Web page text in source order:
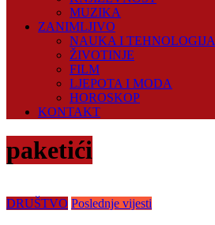
MUZIKA
ZANIMLJIVO
NAUKA I TEHNOLOGIJA
ŽIVOTINJE
FILM
LJEPOTA I MODA
HOROSKOP
KONTAKT
paketići
DRUŠTVO Poslednje vijesti